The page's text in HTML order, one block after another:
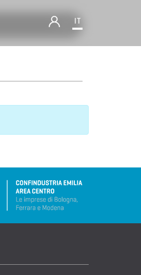
IT